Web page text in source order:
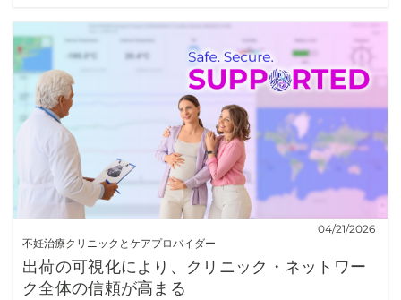
不妊治療クリニックとケアプロバイダー
04/21/2026
出荷の可視化により、クリニック・ネットワー
ク全体の信頼が高まる